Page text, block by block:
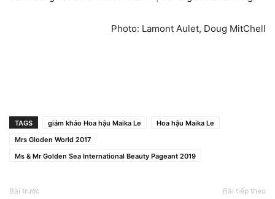
Photo: Lamont Aulet, Doug MitChell
TAGS giám khảo Hoa hậu Maika Le
Hoa hậu Maika Le
Mrs Gloden World 2017
Ms & Mr Golden Sea International Beauty Pageant 2019
Bài trước Bài tiếp theo